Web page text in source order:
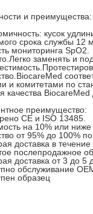
и преимущества:
кусок
срока службы 12
мониторинга SpO2.
заменять и
и комитетами по
качества
преимущество:
CE и ISO 13485.
на 10% или
от 95% до 100%
доставка в течение
послепродажное
доставка от 3 до 5
обслуживание
образец